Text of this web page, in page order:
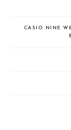
CASIO NINE